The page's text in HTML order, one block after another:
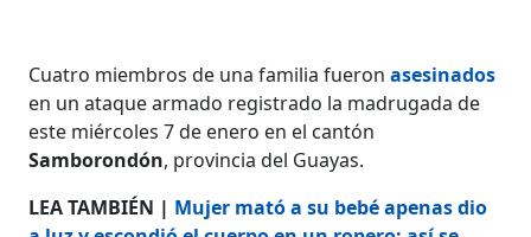
Cuatro miembros de una familia fueronasesinados
en un ataque armado registrado la madrugada de
este miércoles 7 de enero en el cantón
Samborondón, provincia del Guayas.
LEA TAMBIÉN | Mujer mató a su bebé apenas dio